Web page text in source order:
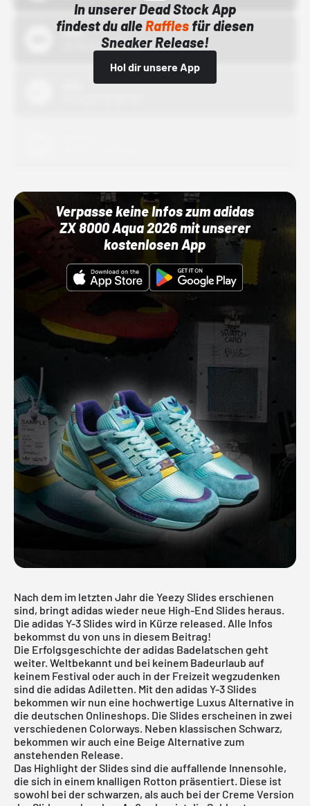
In unserer Dead Stock App
findest du alleRafflesfür diesen
Sneaker Release!
Hol dir unsere App
Bstn
01.10.22 00:00 Uhr
Verpasse keine Infos zum adidas
ZX 8000 Aqua 2026 mit unserer
kostenlosen App
Nach dem im letzten Jahr die Yeezy Slides erschienen
sind, bringt adidas wieder neue High-End Slides heraus.
Die adidas Y-3 Slides wird in Kürze released. Alle Infos
bekommst du von uns in diesem Beitrag!
Die Erfolgsgeschichte der adidas Badelatschen geht
weiter. Weltbekannt und bei keinem Badeurlaub auf
keinem Festival oder auch in der Freizeit wegzudenken
sind die adidas Adiletten. Mit den adidas Y-3 Slides
bekommen wir nun eine hochwertige Luxus Alternative in
die deutschen Onlineshops. Die Slides erscheinen in zwei
verschiedenen Colorways. Neben klassischen Schwarz,
bekommen wir auch eine Beige Alternative zum
anstehenden Release.
Das Highlight der Slides sind die auffallende Innensohle,
die sich in einem knalligen Rotton präsentiert. Diese ist
sowohl bei der schwarzen, als auch bei der Creme Version